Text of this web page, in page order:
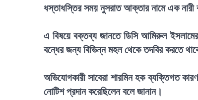
ধস্তাধস্তির সময় নুসরাত আক্তার নামে এক নারী
এ বিষয়ে বক্তব্য জানতে ডিসি আমিরুল ইসলামের
বন্ধের জন্য বিভিন্ন মহল থেকে তদবির করতে
অভিযোগকারী সাবেরা শারমিন হক ব্যক্তিগত
নোটিশ প্রদান করেছিলেন বলে জানান।